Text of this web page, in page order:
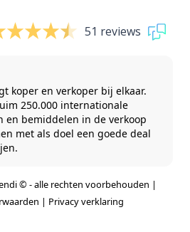
51 reviews
koper en verkoper bij elkaar.
250.000 internationale
en bemiddelen in de verkoop
met als doel een goede deal
© - alle rechten voorbehouden |
| Privacy verklaring